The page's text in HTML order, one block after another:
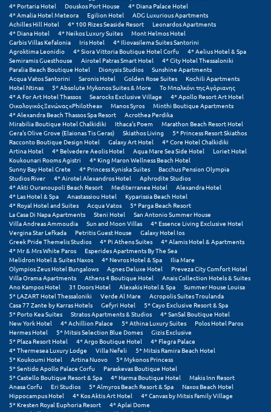
Νάουσα
Ναυπακτία
Ναύπλιο
Νέα Μάκρη
Νέα Στύρα Εύβοιας
Νέοι Πόροι Πιερίας
Ξ
Ξυλόκαστρο
Ο
Ορεινή Αρκαδία
Ορεινή Ναυπακτία
Π
Πάλαιρος
Παξοί
Παραλία Κατερίνης
Παραλία Λιτοχώρου
4* Portaria Hotel
Douskos Port House
4* Diana Palace Hotel
4* Amalia Hotel Meteora
Egilion Hotel
ADG Luxurious Apartments
Achilles Hill Hotel
4* 100 Rizes Seaside Resort
Leonardos Apartments
4* Diana Hotel
4* Neikos Luxury Suites
Mont Helmos Hotel
Garbis Villas Kefalonia
Iris Hotel
4* Iliovasilema Suites Santorini
Agroktima Leonidio
4* Siora Vittoria Boutique Hotel Corfu
4* Aelius Hotel & Spa
Semiramis Guesthouse
Airotel Patras Smart Hotel
4* City Hotel Thessaloniki
Paralia Beach Boutique Hotel
Dionysis Studios
Sunshine Apartments
Acqua Vatos Santorini
Saronis Hotel Golden Rose Suites
Kochili Apartments
Hotel Ntinas
5* Absolute Mykonos Suites & More
Το Μπαλκόνι της Αγόριανης
4* A For Art Hotel Thassos
Searocks Exclusive Village
4* Apollo Resort Art Hotel
Οικολογικός Ξενώνας «Philothea»
Manos Syros
Minthi Boutique Apartments
4* Alexandra Beach Thassos Spa Resort
Acrothea Perdika
Mirabilia Boutique Hotel Chalkidiki
Ithaca's Poem
Marathon Beach Resort Hotel
Gera's Olive Grove (Elaionas Tis Geras)
Skiathos Living
5* Princess Resort Skiathos
Racconto Boutique Design Hotel
Galaxy Art Hotel
4* Core Hotel Chalkidiki
Artina Hotel
4* Belvedere Aeolis Hotel Aqua Mare Sea Side Hotel
Loriet Hotel
Koukounari Rooms Agistri
4* King Maron Wellness Beach Hotel
Sunny Bay Hotel Crete
4* Princess Kyniska Suites
Bacchus Pension Olympia
Studios River
4* Airotel Alexandros Hotel
Aphrodite Studios
4* Akti Ouranoupoli Beach Resort
Mediterranee Hotel
Alexandra Hotel
4* Las Hotel & Spa
Anastassiou Hotel
Kyparissia Beach Hotel
4* Royal Hotel and Suites
Acqua Vatos
5* Parga Beach Resort
La Casa Di Napa Apartments
Steni Hotel
San Antonio Summer House
Villa Andreas Ammoudia
Sun and Moon Villas
4* Essence Living Exclusive Hotel
Vergina Star Lefkada
Petritis Guest House
Galaxy Hotel Ios
Greek Pride Themelis Studios
4* Pi Athens Suites
4* Alamis Hotel & Apartments
4* Mr & Mrs White Paros
Esperides Apartments By The Sea
Melidron Hotel & Suites Naxos
4* Nevros Hotel & Spa
Ilia Mare
Olympios Zeus Hotel Bungalows
Agnes Deluxe Hotel
Preveza City Comfort Hotel
Villa Orama Apartments
Athens 4 Boutique Hotel
Anais Collection Hotels & Suites
Ano Kampos Hotel
31 Doors Hotel Alexakis Hotel & Spa
Summer House Louisa
5* LAZART Hotel Thessaloniki
Verde Al Mare
Acropolis Suites Troulanda
Casa 77 Zante by Karras Hotels
Gefyri Hotel
5* Cayo Exclusive Resort & Spa
5* Porto Kea Suites
Stratos Apartments & Studios
4* SanSal Boutique Hotel
New York Hotel
4* Achillion Palace 5* Athina Luxury Suites
Polos Hotel Paros
Hermes Hotel
5* Mitsis Selection Blue Domes
Gizis Exclusive
5* Plaza Resort Hotel
4* Argo Boutique Hotel
4* Flegra Palace
4* Thermesea Luxury Lodge
Villa Nefeli
5* Mitsis Ramira Beach Hotel
5* Koukoumi Hotel
Artina Nuovo
5* Mykonos Princess
5* Sentido Apollo Palace Corfu
Paraskevas Boutique Hotel
5* Castello Boutique Resort & Spa
4* Harma Boutique Hotel
Makis Inn Resort
Anasa Corfu
Eri Studios 5* Almyros Beach Resort & Spa
Naxos Beach Hotel
Hippocampus Hotel
4* Kos Aktis Art Hotel
4* Canvas by Mitsis Family Village
5* Kresten Royal Euphoria Resort
4* Aplai Dome